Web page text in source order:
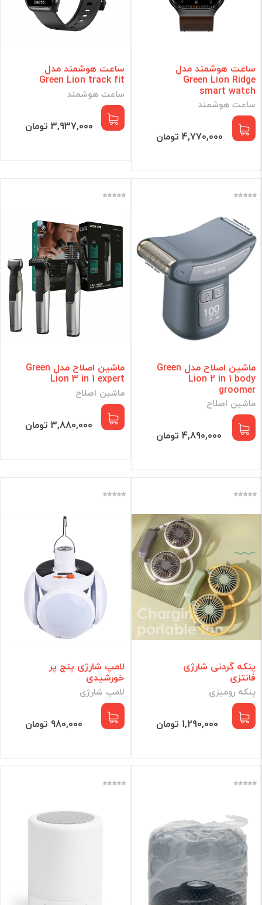
ساعت هوشمند مدل
Green Lion Ridge
smart watch
ساعت هوشمند
4,770,000 تومان
ساعت هوشمند مدل
Green Lion track fit
ساعت هوشمند
3,937,000 تومان
ماشین اصلاح مدل Green
Lion 2 in 1 body
groomer
ماشین اصلاح
4,890,000 تومان
ماشین اصلاح مدل Green
Lion 3 in 1 expert
ماشین اصلاح
3,880,000 تومان
پنکه گردنی شارژی
فانتزی
پنکه رومیزی
1,290,000 تومان
لامپ شارژی پنج پر
خورشیدی
لامپ شارژی
980,000 تومان